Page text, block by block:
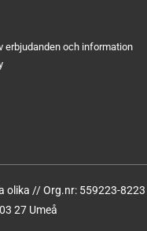
erbjudanden och information
olika // Org.nr: 559223-8223
27 Umeå